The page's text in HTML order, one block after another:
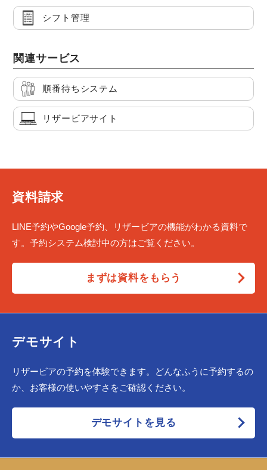
シフト管理
関連サービス
順番待ちシステム
リザービアサイト
資料請求
LINE予約やGoogle予約、リザービアの機能がわかる資料で
す。予約システム検討中の方はご覧ください。
まずは資料をもらう
デモサイト
リザービアの予約を体験できます。どんなふうに予約するの
か、お客様の使いやすさをご確認ください。
デモサイトを見る